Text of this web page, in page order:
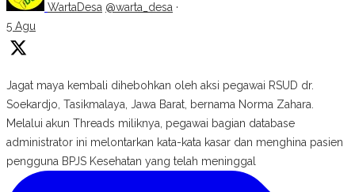
WartaDesa @warta_desa ·
5 Agu
Jagat maya kembali dihebohkan oleh aksi pegawai RSUD dr.
Soekardjo, Tasikmalaya, Jawa Barat, bernama Norma Zahara.
Melalui akun Threads miliknya, pegawai bagian database
administrator ini melontarkan kata-kata kasar dan menghina pasien
pengguna BPJS Kesehatan yang telah meninggal